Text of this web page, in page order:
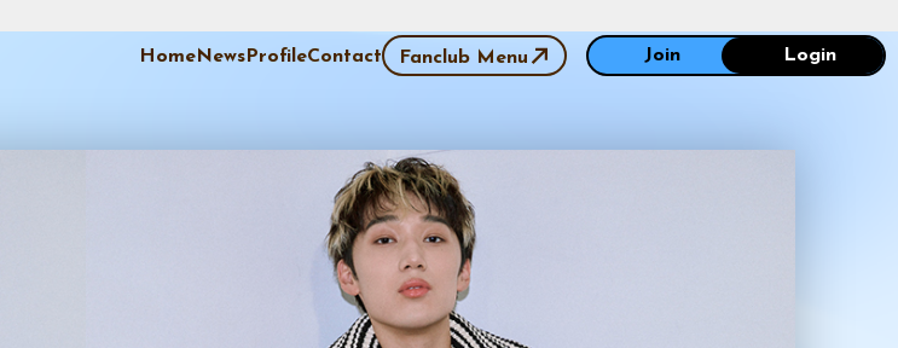
Home News ProfileContact Fanclub Menu Join Login